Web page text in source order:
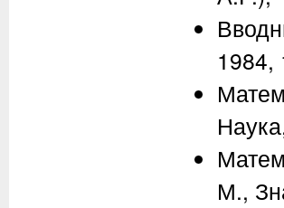
1984,
М.,